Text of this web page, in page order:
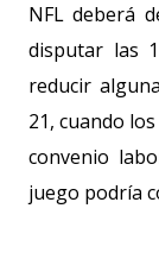
NFL deberá
disputar las
reducir
21, cuando
convenio
juego podría